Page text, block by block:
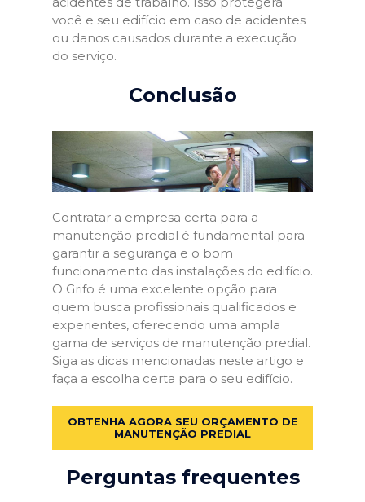
você e seu edifício em caso de acidentes
ou danos causados durante a execução
do serviço.
Conclusão
Contratar a empresa certa para a
manutenção predial é fundamental para
garantir a segurança e o bom
funcionamento das instalações do edifício.
O Grifo é uma excelente opção para
quem busca profissionais qualificados e
experientes, oferecendo uma ampla
gama de serviços de manutenção predial.
Siga as dicas mencionadas neste artigo e
faça a escolha certa para o seu edifício.
OBTENHA AGORA SEU ORÇAMENTO DE
MANUTENÇÃO PREDIAL
Perguntas frequentes